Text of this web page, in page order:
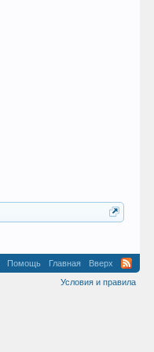
Помощь Главная
Вверх
Условия и правила